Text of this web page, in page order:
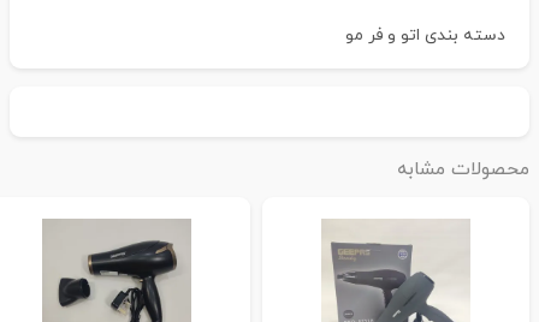
دسته بندیاتو و فر مو
مشابه